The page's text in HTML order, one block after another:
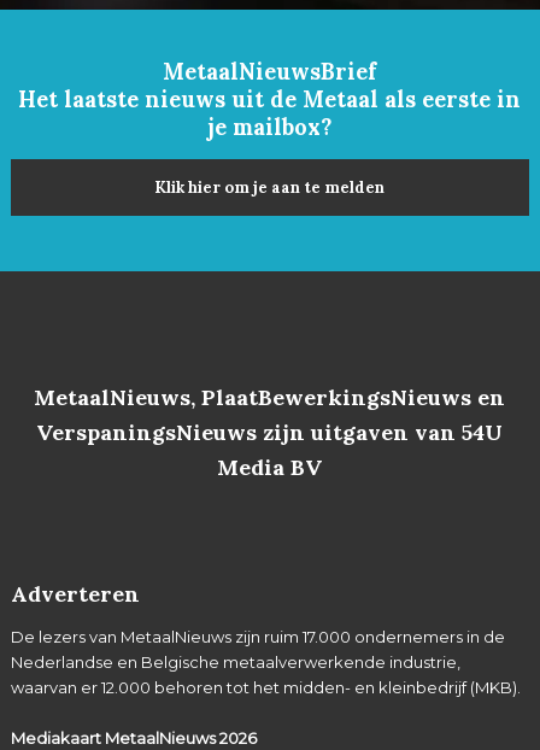
MetaalNieuwsBrief
Het laatste nieuws uit de Metaal als eerste in
je mailbox?
Klik hier om je aan te melden
MetaalNieuws, PlaatBewerkingsNieuws en
VerspaningsNieuws zijn uitgaven van 54U
Media BV
Adverteren
De lezers van MetaalNieuws zijn ruim 17.000 ondernemers in de
Nederlandse en Belgische metaalverwerkende industrie,
waarvan er 12.000 behoren tot het midden- en kleinbedrijf (MKB).
Mediakaart MetaalNieuws2026